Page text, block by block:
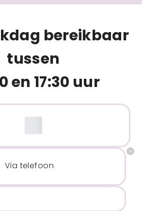
bereikbaar
tussen
en 17:30 uur
Via telefoon